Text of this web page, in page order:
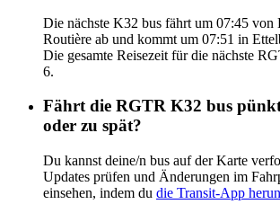
Die nächste K32 bus fährt um 07:45 von
Routière ab und kommt um 07:51 in
Die gesamte Reisezeit für die nächste
6.
Fährt die RGTR K32 bus
oder zu spät?
Du kannst deine/n bus auf der Karte
Updates prüfen und Änderungen im
einsehen, indem du die Transit-App